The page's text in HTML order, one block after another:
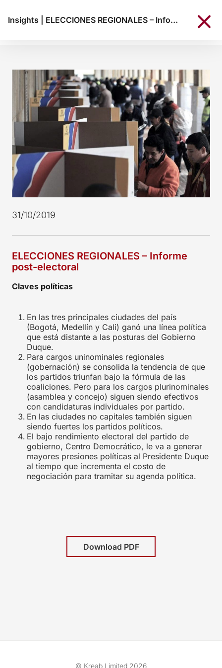
Insights ELECCIONES REGIONALES – Informe post-electoral
31/10/2019
ELECCIONES REGIONALES – Informe
post-electoral
Claves políticas
En las tres principales ciudades del país
(Bogotá, Medellín y Cali) ganó una línea política
que está distante a las posturas del Gobierno
Duque.
Para cargos uninominales regionales
(gobernación) se consolida la tendencia de que
los partidos triunfan bajo la fórmula de las
coaliciones. Pero para los cargos plurinominales
(asamblea y concejo) siguen siendo efectivos
con candidaturas individuales por partido.
En las ciudades no capitales también siguen
siendo fuertes los partidos políticos.
El bajo rendimiento electoral del partido de
gobierno, Centro Democrático, le va a generar
mayores presiones políticas al Presidente Duque
al tiempo que incrementa el costo de
negociación para tramitar su agenda política.
Download PDF
© Kreab Limited 2026